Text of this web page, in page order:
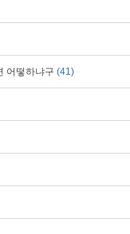
어떻하냐구 (41)